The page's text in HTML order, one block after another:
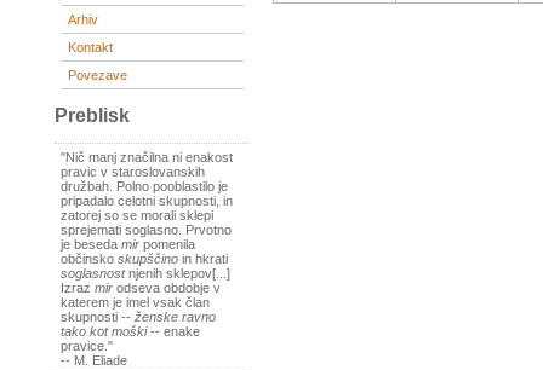
Arhiv
Kontakt
Povezave
Preblisk
"Nič manj značilna ni enakost
pravic v staroslovanskih
družbah. Polno pooblastilo je
pripadalo celotni skupnosti, in
zatorej so se morali sklepi
sprejemati soglasno. Prvotno
je beseda mir pomenila
občinsko skupščino in hkrati
soglasnostnjenih sklepov[...]
Izraz mir odseva obdobje v
katerem je imel vsak član
skupnosti -- ženske ravno
tako kot moški-- enake
pravice."
-- M. Eliade